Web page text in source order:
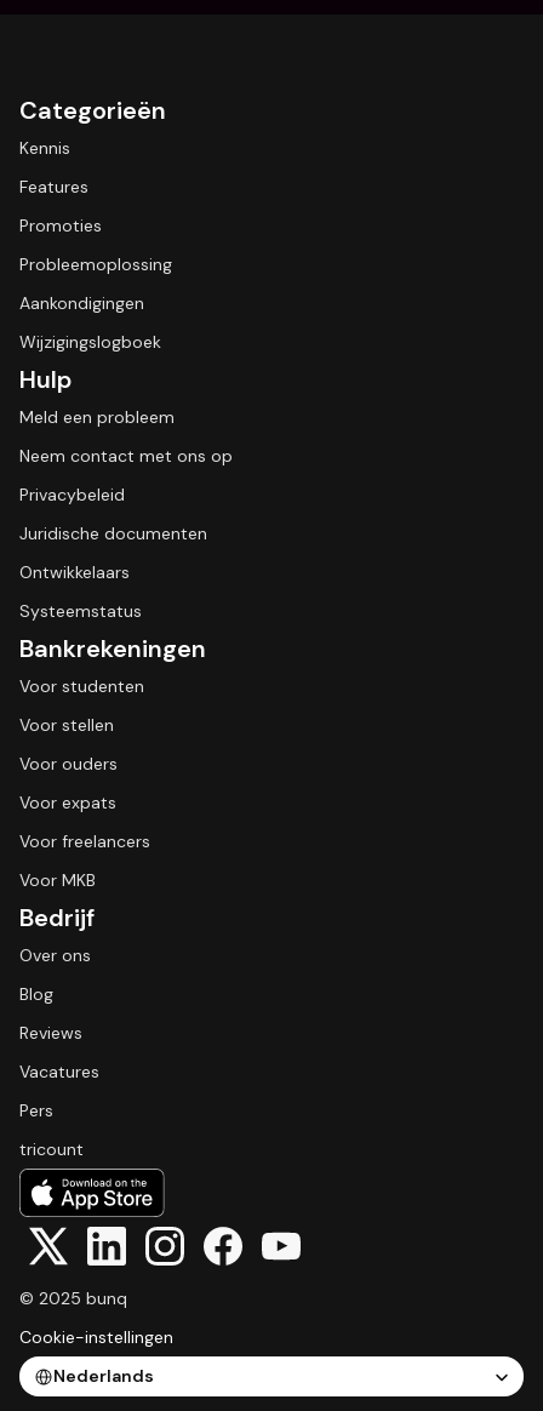
Categorieën
Kennis
Features
Promoties
Probleemoplossing
Aankondigingen
Wijzigingslogboek
Hulp
Meld een probleem
Neem contact met ons op
Privacybeleid
Juridische documenten
Ontwikkelaars
Systeemstatus
Bankrekeningen
Voor studenten
Voor stellen
Voor ouders
Voor expats
Voor freelancers
Voor MKB
Bedrijf
Over ons
Blog
Reviews
Vacatures
Pers
tricount
© 2025 bunq
Cookie-instellingen
Select Language
Nederlands